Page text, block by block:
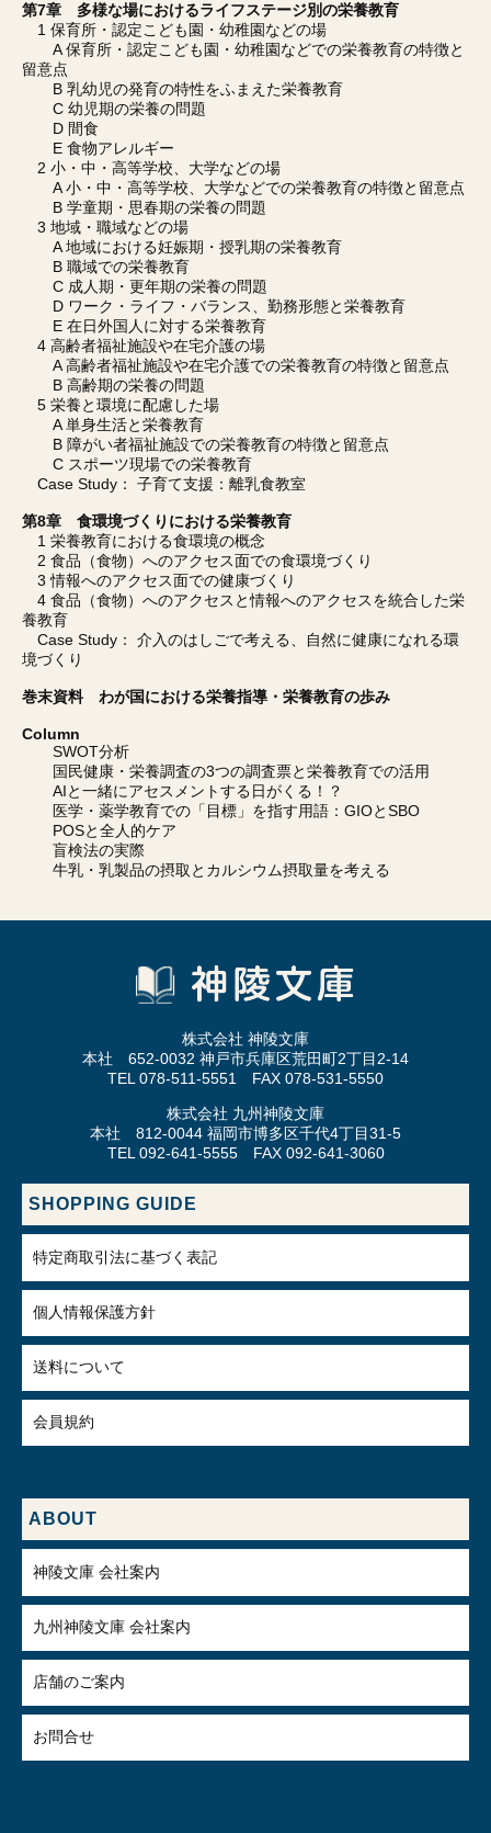
第7章 多様な場におけるライフステージ別の栄養教育
1 保育所・認定こども園・幼稚園などの場
A 保育所・認定こども園・幼稚園などでの栄養教育の特徴と
留意点
B 乳幼児の発育の特性をふまえた栄養教育
C 幼児期の栄養の問題
D 間食
E 食物アレルギー
2 小・中・高等学校、大学などの場
A 小・中・高等学校、大学などでの栄養教育の特徴と留意点
B 学童期・思春期の栄養の問題
3 地域・職域などの場
A 地域における妊娠期・授乳期の栄養教育
B 職域での栄養教育
C 成人期・更年期の栄養の問題
D ワーク・ライフ・バランス、勤務形態と栄養教育
E 在日外国人に対する栄養教育
4 高齢者福祉施設や在宅介護の場
A 高齢者福祉施設や在宅介護での栄養教育の特徴と留意点
B 高齢期の栄養の問題
5 栄養と環境に配慮した場
A 単身生活と栄養教育
B 障がい者福祉施設での栄養教育の特徴と留意点
C スポーツ現場での栄養教育
Case Study： 子育て支援：離乳食教室
第8章 食環境づくりにおける栄養教育
1 栄養教育における食環境の概念
2 食品（食物）へのアクセス面での食環境づくり
3 情報へのアクセス面での健康づくり
4 食品（食物）へのアクセスと情報へのアクセスを統合した栄
養教育
Case Study： 介入のはしごで考える、自然に健康になれる環
境づくり
巻末資料 わが国における栄養指導・栄養教育の歩み
Column
SWOT分析
国民健康・栄養調査の3つの調査票と栄養教育での活用
AIと一緒にアセスメントする日がくる！？
医学・薬学教育での「目標」を指す用語：GIOとSBO
POSと全人的ケア
盲検法の実際
牛乳・乳製品の摂取とカルシウム摂取量を考える
株式会社 神陵文庫
本社 652-0032 神戸市兵庫区荒田町2丁目2-14
TEL 078-511-5551 FAX 078-531-5550
株式会社 九州神陵文庫
本社 812-0044 福岡市博多区千代4丁目31-5
TEL 092-641-5555 FAX 092-641-3060
SHOPPING GUIDE
特定商取引法に基づく表記
個人情報保護方針
送料について
会員規約
ABOUT
神陵文庫 会社案内
九州神陵文庫 会社案内
店舗のご案内
お問合せ